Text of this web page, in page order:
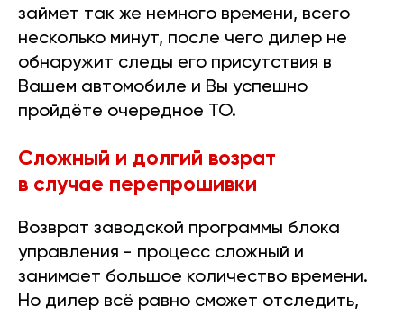
займет так же немного времени, всего
несколько минут, после чего дилер не
обнаружит следы его присутствия в
Вашем автомобиле и Вы успешно
пройдёте очередное ТО.
Сложный и долгий возрат
в случае перепрошивки
Возврат заводской программы блока
управления - процесс сложный и
занимает большое количество времени.
Но дилер всё равно сможет отследить,